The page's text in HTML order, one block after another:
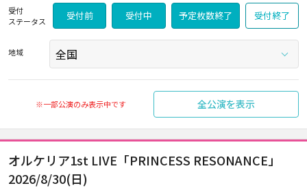
受付
ステータス
受付前 受付中 予定枚数終了 受付終了
地域
※一部公演のみ表示中です 全公演を表示
オルケリア1st LIVE「PRINCESS RESONANCE」
2026/8/30(日)